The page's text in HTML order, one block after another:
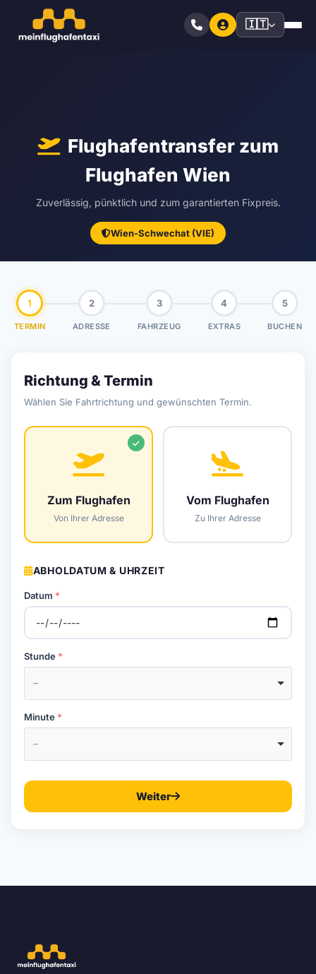
🇮🇹
Flughafentransfer zum
Flughafen Wien
Zuverlässig, pünktlich und zum garantierten Fixpreis.
Wien-Schwechat (VIE)
1
TERMIN
2
ADRESSE
3
FAHRZEUG
4
EXTRAS
5
BUCHEN
Richtung & Termin
Wählen Sie Fahrtrichtung und gewünschten Termin.
Zum Flughafen
Von Ihrer Adresse
Vom Flughafen
Zu Ihrer Adresse
ABHOLDATUM & UHRZEIT
Datum
Stunde
–
Minute
–
Weiter